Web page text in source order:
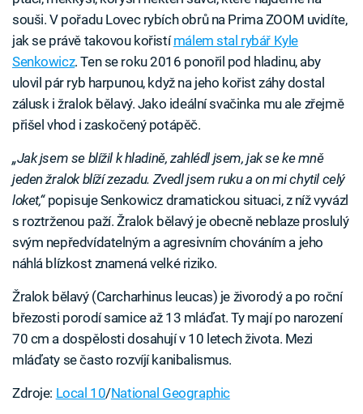
souši. V pořadu Lovec rybích obrů na Prima ZOOM uvidíte,
jak se právě takovou kořistímálem stal rybář Kyle
Senkowicz. Ten se roku 2016 ponořil pod hladinu, aby
ulovil pár ryb harpunou, když na jeho kořist záhy dostal
zálusk i žralok bělavý. Jako ideální svačinka mu ale zřejmě
přišel vhod i zaskočený potápěč.
„Jak jsem se blížil k hladině, zahlédl jsem, jak se ke mně
jeden žralok blíží zezadu. Zvedl jsem ruku a on mi chytil celý
loket,“popisuje Senkowicz dramatickou situaci, z níž vyvázl
s roztrženou paží. Žralok bělavý je obecně neblaze proslulý
svým nepředvídatelným a agresivním chováním a jeho
náhlá blízkost znamená velké riziko.
Žralok bělavý (Carcharhinus leucas) je živorodý a po roční
březosti porodí samice až 13 mláďat. Ty mají po narození
70 cm a dospělosti dosahují v 10 letech života. Mezi
mláďaty se často rozvíjí kanibalismus.
Zdroje: Local 10/National Geographic